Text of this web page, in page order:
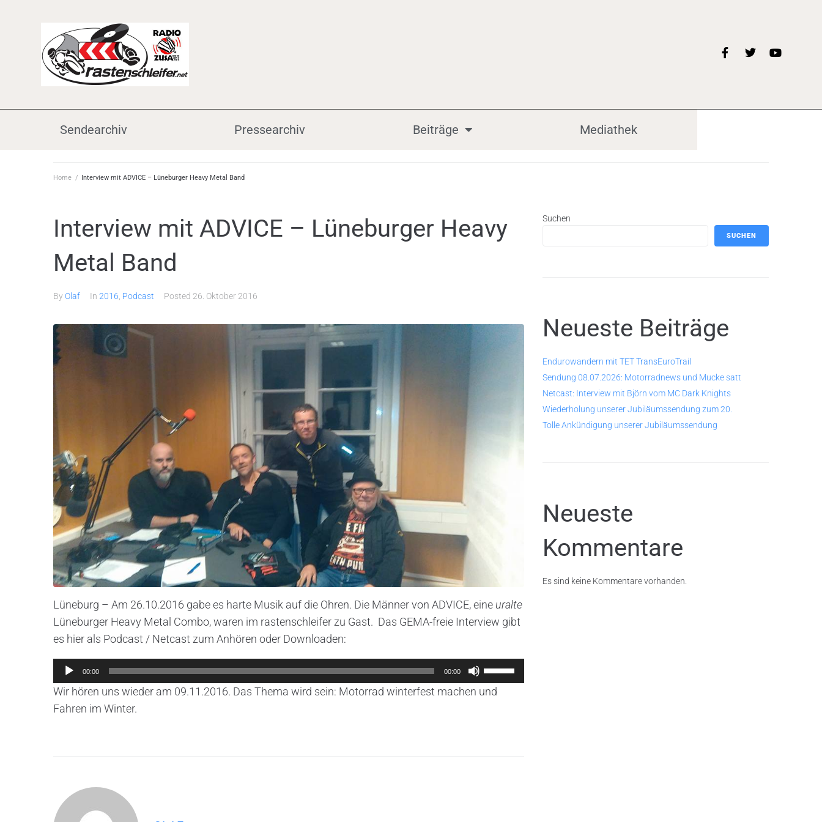
Sendearchiv Pressearchiv Beiträge Mediathek
Home / Interview mit ADVICE – Lüneburger Heavy Metal Band
Interview mit ADVICE – Lüneburger Heavy
Metal Band
ByOlaf In 2016 Podcast Posted 26. Oktober 2016
Lüneburg – Am 26.10.2016 gabe es harte Musik auf die Ohren. Die Männer von ADVICE, eine uralte
Lüneburger Heavy Metal Combo, waren im rastenschleifer zu Gast. Das GEMA-freie Interview gibt
es hier als Podcast / Netcast zum Anhören oder Downloaden:
Audio-
Player
00:00 00:00
Pfeiltasten
Hoch/Runter
Wir hören uns wieder am 09.11.2016. Das Thema wird sein: Motorrad winterfest machen und
Fahren im Winter.
Suchen
SUCHEN
Neueste Beiträge
Endurowandern mit TET TransEuroTrail
Sendung 08.07.2026: Motorradnews und Mucke satt
Netcast: Interview mit Björn vom MC Dark Knights
Wiederholung unserer Jubiläumssendung zum 20.
Tolle Ankündigung unserer Jubiläumssendung
Neueste
Kommentare
Es sind keine Kommentare vorhanden.